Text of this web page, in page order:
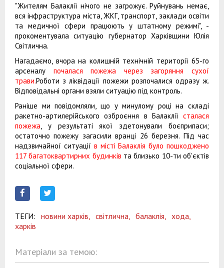
"Жителям Балаклії нічого не загрожує. Руйнувань немає,
вся інфраструктура міста, ЖКГ, транспорт, заклади освіти
та медичної сфери працюють у штатному режимі", -
прокоментувала ситуацію губернатор Харківщини Юлія
Світлична.
Нагадаємо, вчора на колишній технічній території 65-го
арсеналу почалася пожежа через загоряння сухої
трави.Роботи з ліквідації пожежи розпочалися одразу ж.
Відповідальні органи взяли ситуацію під контроль.
Раніше ми повідомляли, що у минулому році на складі
ракетно-артилерійського озброєння в Балаклії сталася
пожежа , у результаті якої здетонували боєприпаси;
остаточно пожежу загасили вранці 26 березня. Під час
надзвичайної ситуації в місті Балаклія було пошкоджено
117 багатоквартирних будинків та близько 10-ти об'єктів
соціальної сфери.
ТЕГИ: новини харків, світлична, балаклія,
хода,
харків
Матеріали за темою: